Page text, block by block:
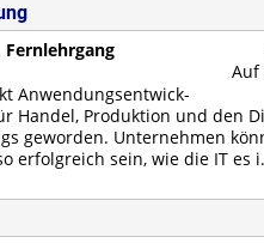
Auf
An­wen­dungs­ent­wick­
Han­del, Pro­duk­ti­on und den
ge­wor­den. Un­ter­neh­men
er­folg­reich sein, wie die IT es